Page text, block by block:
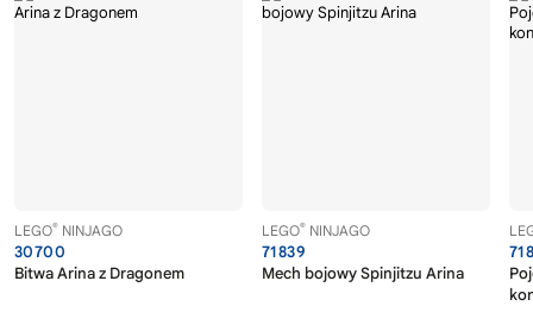
LEGO® NINJAGO
30700
Bitwa Arina z Dragonem
LEGO® NINJAGO
71839
Mech bojowy Spinjitzu Arina